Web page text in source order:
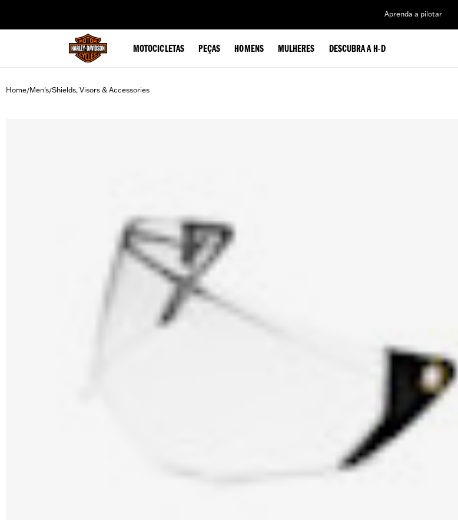
Aprenda a pilotar
MOTOCICLETAS PEÇAS HOMENS MULHERES DESCUBRA A H-D
Home/Men's/Shields, Visors & Accessories